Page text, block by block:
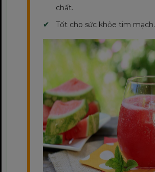
chất.
Tốt cho sức khỏe tim mạch.